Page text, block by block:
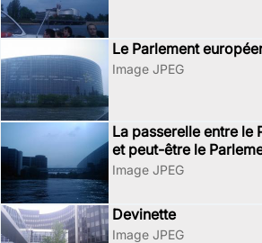
Le Parlement
Image JPEG
La passerelle entre le
et peut-être le
Image JPEG
Devinette
Image JPEG